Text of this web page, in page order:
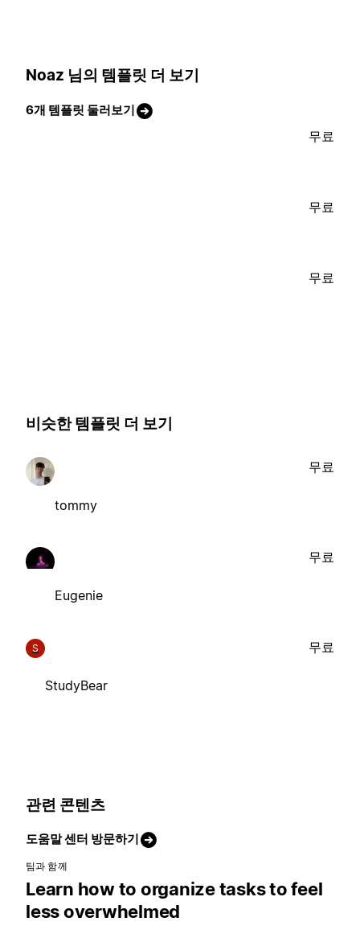
Noaz 님의 템플릿 더 보기
6개 템플릿 둘러보기
무료
무료
무료
비슷한 템플릿 더 보기
tommy
무료
Eugenie
무료
S
StudyBear
무료
관련 콘텐츠
도움말 센터 방문하기
팀과 함께
Learn how to organize tasks to feel
less overwhelmed